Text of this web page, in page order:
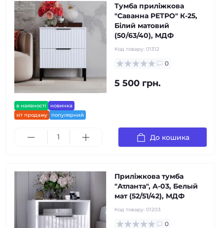
в наявності
новинка
хіт продажу
популярний
Тумба приліжкова
"Саванна РЕТРО" К-25,
Білий матовий
(50/63/40), МДФ
Код товару: 01312
0
5 500 грн.
До кошика
Приліжкова тумба
"Атланта", А-03, Белый
мат (52/51/42), МДФ
Код товару: 01203
0